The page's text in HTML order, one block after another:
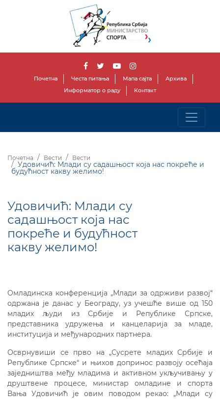
Почетна Честа питања Мапа сајта
Архива
Информатор о раду
Контакт
Почетна Вести Вести
Удовичић: Млади су садашњост која нас покреће и
будућност какву желимо!
Удовичић: Млади су
садашњост која нас
покреће и будућност
какву желимо!
Oмладинска конференција „Млади за одрживи развој“
одржана је данас у Београду, уз учешће више од 150
младих људи из Србије и Републике Српске,
представника удружења и канцеларија за младе,
институција и међународних партнера.
Осврнувиши се прво на „Сусрете младих Србије и
Републике Српске“ и њихов допринос развоју осећаја
заједништва међу младима и активном укључивању у
друштвене процесе, министар омладине и спорта
Вања Удовичић је овим поводом рекао: „Млади су